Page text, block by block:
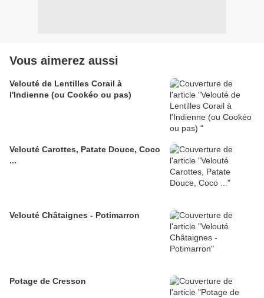
Vous aimerez aussi
Velouté de Lentilles Corail à
l'Indienne (ou Cookéo ou pas)
Velouté Carottes, Patate Douce, Coco
...
Velouté Châtaignes - Potimarron
Potage de Cresson